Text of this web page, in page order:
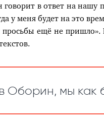
в ответ на нашу
у меня будет на это
просьбы ещё не пришло».
Оборин, мы как